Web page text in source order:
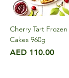
Cherry Tart Frozen
Cakes 960g
मूल्य
AED 110.00